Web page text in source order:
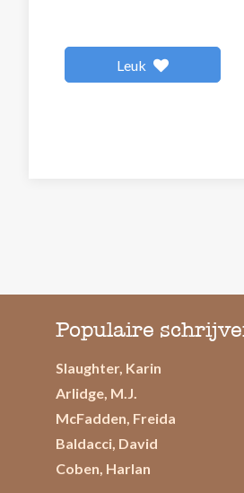
Leuk
Populaire
Slaughter, Karin
Arlidge, M.J.
McFadden, Freida
Baldacci, David
Coben, Harlan